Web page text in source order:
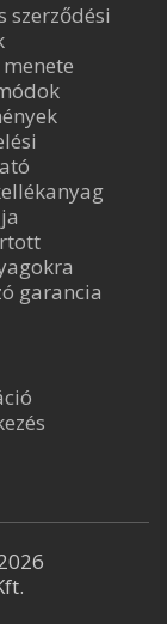
szerződési
garancia